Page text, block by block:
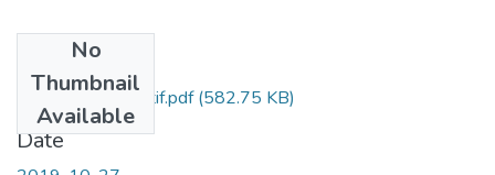
No
Thumbnail
Available
belmakki-abdellatif.pdf(582.75 KB)
Date